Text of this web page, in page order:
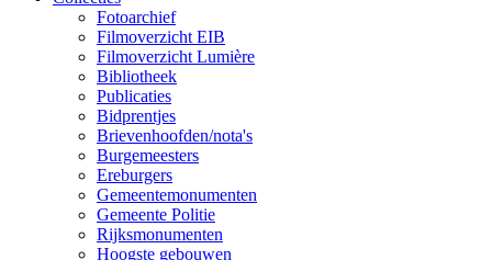
Fotoarchief
Filmoverzicht EIB
Filmoverzicht Lumière
Bibliotheek
Publicaties
Bidprentjes
Brievenhoofden/nota's
Burgemeesters
Ereburgers
Gemeentemonumenten
Gemeente Politie
Rijksmonumenten
Hoogste gebouwen